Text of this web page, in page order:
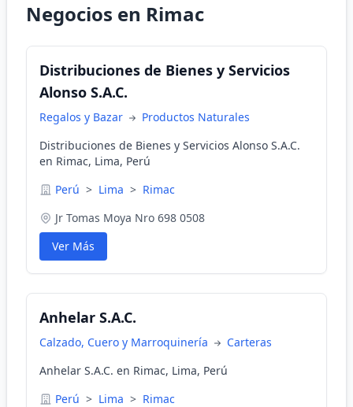
Negocios en Rimac
Distribuciones de Bienes y Servicios
Alonso S.A.C.
Regalos y Bazar
Productos Naturales
Distribuciones de Bienes y Servicios Alonso S.A.C.
en Rimac, Lima, Perú
Perú > Lima > Rimac
Jr Tomas Moya Nro 698 0508
Ver Más
Anhelar S.A.C.
Calzado, Cuero y Marroquinería
Carteras
Anhelar S.A.C. en Rimac, Lima, Perú
Perú > Lima > Rimac